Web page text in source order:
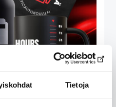
Tietoja